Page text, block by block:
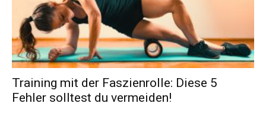
Training mit der Faszienrolle: Diese 5
Fehler solltest du vermeiden!